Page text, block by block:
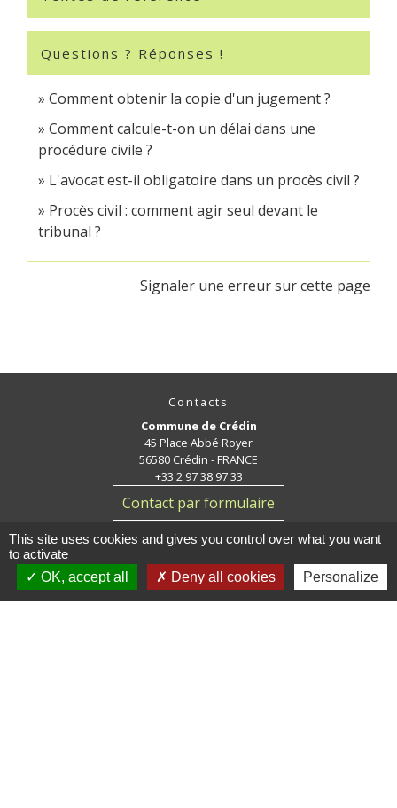
Questions ? Réponses !
Comment obtenir la copie d'un jugement ?
Comment calcule-t-on un délai dans une
procédure civile ?
L'avocat est-il obligatoire dans un procès civil ?
Procès civil : comment agir seul devant le
tribunal ?
Signaler une erreur sur cette page
Contacts
Commune de Crédin
45 Place Abbé Royer
56580 Crédin - FRANCE
+33 2 97 38 97 33
Contact par formulaire
This site uses cookies and gives you control over what you want
to activate
OK, accept all
Deny all cookies Personalize